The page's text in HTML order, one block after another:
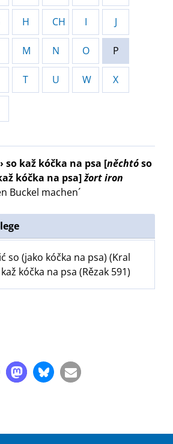
H CH I J
M N O P
T U W X
so kaž kóčka na psa [něchtóso
kóčka na psa]žort iron
Buckel machen´
so (jako kóčka na psa) (Kral
kóčka na psa (Rězak 591)